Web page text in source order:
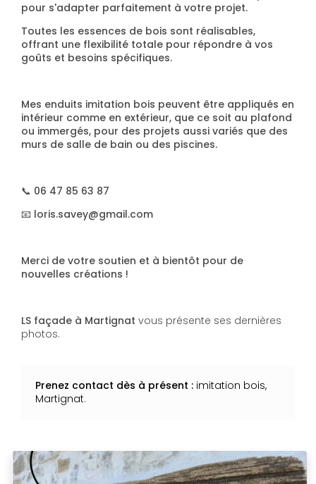
pour s'adapter parfaitement à votre projet.
Toutes les essences de bois sont réalisables,
offrant une flexibilité totale pour répondre à vos
goûts et besoins spécifiques.
Mes enduits imitation bois peuvent être appliqués en
intérieur comme en extérieur, que ce soit au plafond
ou immergés, pour des projets aussi variés que des
murs de salle de bain ou des piscines.
📞 06 47 85 63 87
📧 loris.savey@gmail.com
Merci de votre soutien et à bientôt pour de
nouvelles créations !
LS façade à Martignat vous présente ses dernières
photos.
Prenez contact dès à présent : imitation bois,
Martignat.